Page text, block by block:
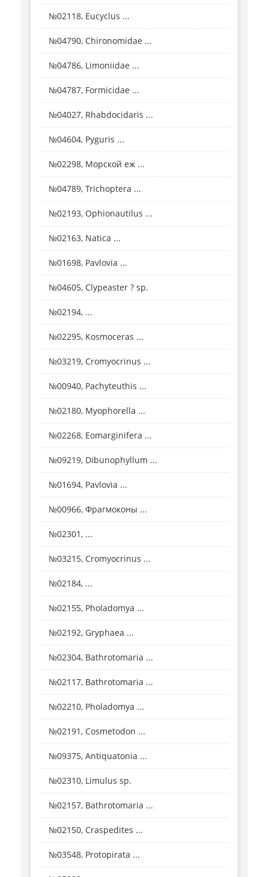
№02118, Eucyclus ...
№04790, Chironomidae ...
№04786, Limoniidae ...
№04787, Formicidae ...
№04027, Rhabdocidaris ...
№04604, Pyguris ...
№02298, Морской еж ...
№04789, Trichoptera ...
№02193, Ophionautilus ...
№02163, Natica ...
№01698, Pavlovia ...
№04605, Clypeaster ? sp.
№02194, ...
№02295, Kosmoceras ...
№03219, Cromyocrinus ...
№00940, Pachyteuthis ...
№02180, Myophorella ...
№02268, Eomarginifera ...
№09219, Dibunophyllum ...
№01694, Pavlovia ...
№00966, Фрагмоконы ...
№02301, ...
№03215, Cromyocrinus ...
№02184, ...
№02155, Pholadomya ...
№02192, Gryphaea ...
№02304, Bathrotomaria ...
№02117, Bathrotomaria ...
№02210, Pholadomya ...
№02191, Cosmetodon ...
№09375, Antiquatonia ...
№02310, Limulus sp.
№02157, Bathrotomaria ...
№02150, Craspedites ...
№03548, Protopirata ...